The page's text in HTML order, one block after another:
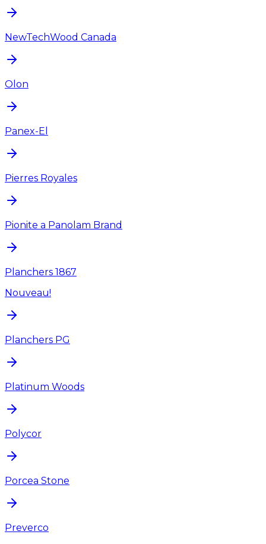
NewTechWood Canada
Olon
Panex-El
Pierres Royales
Pionite a Panolam Brand
Planchers 1867
Nouveau!
Planchers PG
Platinum Woods
Polycor
Porcea Stone
Preverco